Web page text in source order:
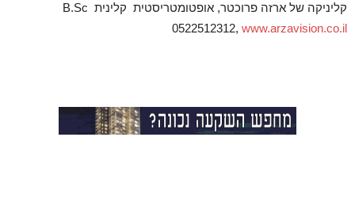
קליניקה של ארזה פרוכטר, אופטומטריסטית קלינית B.Sc
0522512312, www.arzavision.co.il